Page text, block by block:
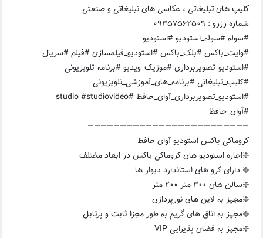
کلیپ های تبلیغاتی ، عکاسی های تبلیغاتی و صنعتی
شماره رزرو : ٠٩٣۵٧۵۶٢۵٠٩
#سوله #سوله_استودیو #استودیو
#وایت_باکس #بلک_باکس #استودیو_فیلمسازی #فیلم #سریال
#استودیو_تصویربرداری #موزیک_ویدیو #برنامه_تلویزیونی
#کلیپ_تبلیغاتی #برنامه_های_آموزشی_تلویزیونی
#استودیو_تصویربرداری_آوای_حافظ #studio #studiovideo
#آوای_حافظ
—————————————————————————
کروماکی باکس استودیو آوای حافظ
❇️اجاره استودیو های کروماکی باکس در ابعاد مختلف
❇️ دارای کرو های استاندارد دیوار ها
❇️سالن های ۳۰۰ متر ۲۰۰ متر
❇️مجهز به لاین های نورپردازی
❇️مجهز به اتاق های گریم به طور مجزا ثابت و پرتابل
❇️مجهز به فضای پذیرایی VIP